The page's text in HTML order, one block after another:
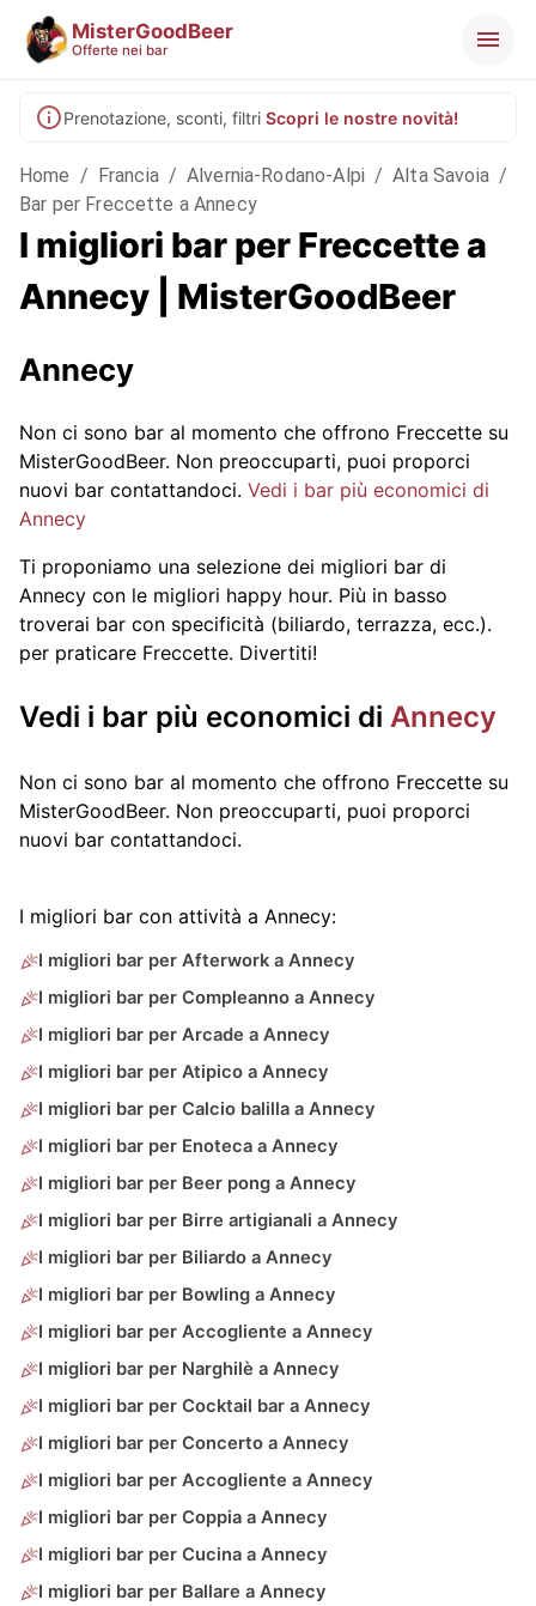
MisterGoodBeer
Offerte nei bar
Prenotazione, sconti, filtri Scopri le nostre novità!
Home / Francia / Alvernia-Rodano-Alpi / Alta Savoia /
Bar per Freccette a Annecy
I migliori bar per Freccette a
Annecy | MisterGoodBeer
Annecy
Non ci sono bar al momento che offrono Freccette su
MisterGoodBeer. Non preoccuparti, puoi proporci
nuovi bar contattandoci. Vedi i bar più economici di
Annecy
Ti proponiamo una selezione dei migliori bar di
Annecy con le migliori happy hour. Più in basso
troverai bar con specificità (biliardo, terrazza, ecc.).
per praticare Freccette. Divertiti!
Vedi i bar più economici di Annecy
Non ci sono bar al momento che offrono Freccette su
MisterGoodBeer. Non preoccuparti, puoi proporci
nuovi bar contattandoci.
I migliori bar con attività a Annecy:
I migliori bar per Afterwork a Annecy
I migliori bar per Compleanno a Annecy
I migliori bar per Arcade a Annecy
I migliori bar per Atipico a Annecy
I migliori bar per Calcio balilla a Annecy
I migliori bar per Enoteca a Annecy
I migliori bar per Beer pong a Annecy
I migliori bar per Birre artigianali a Annecy
I migliori bar per Biliardo a Annecy
I migliori bar per Bowling a Annecy
I migliori bar per Accogliente a Annecy
I migliori bar per Narghilè a Annecy
I migliori bar per Cocktail bar a Annecy
I migliori bar per Concerto a Annecy
I migliori bar per Accogliente a Annecy
I migliori bar per Coppia a Annecy
I migliori bar per Cucina a Annecy
I migliori bar per Ballare a Annecy